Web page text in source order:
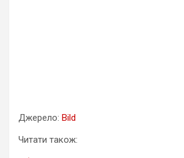
Джерело: Bild
Читати також: